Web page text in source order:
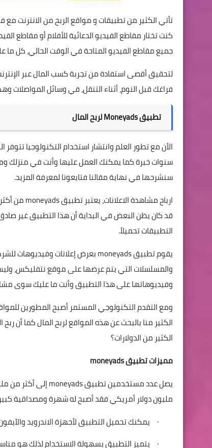
تأتي الكثير من تطبيقات ومواقع الربحمن الانترنت
كنت تختار مقاطع الفيديو الدعائية للأفلام أو مقاطع
جميع مقاطع الفيديو المتاحة في الوقت الحالي، كل ما
لتحقيق أقصى استفادة من تجربة كسب المال عبر
فراغك قبل النوم، أثناء التنقل، في وسائل المواصلات
تطبيق Moneyads لربح المال
الأن مع تطور العلم وانتشار استخدام التكنولوجيا
سنوات خبرة كما يمكنك العمل عليها وأنت في منزلك
سنشرحها في نهاية مقالنا فتابعونا لمعرفة المزيد.
ارباح مشاهدة الاعلانات، يعتبر تطبيقmoneyadsمن
قد كان يظن البعض في البداية أن هذا التطبيق غير
التطبيقات تحميلاً.
يقوم تطبيقmoneyadsبعرض إعلانات وفيديوهات
والمسلسلات التي يتم عرضها على موقعنتفليكس،
وفيديوهاتها على هذا التطبيقوأنت ما عليك سوى
ومع التقدم التكنولوجي المستمر أصبح المطورين
الكثير منا بالبحث عن هذه المواقع لربح المال كما أن
الكثير من الدولارات؟
مميزات تطبيقmoneyads
يصل عدد مستخدمين تطبيقmoneyads
مليون دولار أمريكي فقد أصبح له شهرة ومصداقية كبيرة في عام 2023 وذلك لما له من العديد
· يمكنك تحميل التطبيق لأجهزة الاندرويد
· يتميز التطبيق بسهولة الاستخدام لذلك هو